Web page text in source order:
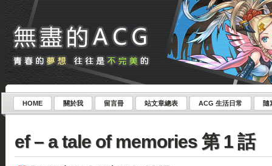
HOME 關於我 留言冊 站文章總表 ACG 生活日常 隨
ef – a tale of memories 第 1 話